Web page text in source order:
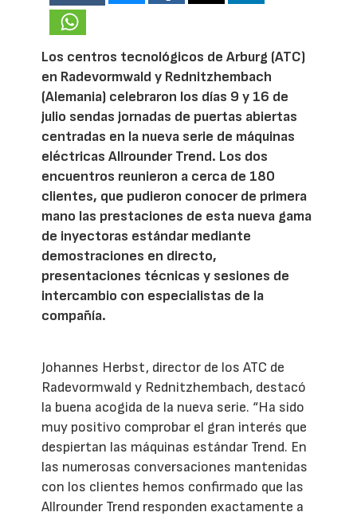
Los centros tecnológicos de Arburg (ATC)
en Radevormwald y Rednitzhembach
(Alemania) celebraron los días 9 y 16 de
julio sendas jornadas de puertas abiertas
centradas en la nueva serie de máquinas
eléctricas Allrounder Trend. Los dos
encuentros reunieron a cerca de 180
clientes, que pudieron conocer de primera
mano las prestaciones de esta nueva gama
de inyectoras estándar mediante
demostraciones en directo,
presentaciones técnicas y sesiones de
intercambio con especialistas de la
compañía.
Johannes Herbst, director de los ATC de
Radevormwald y Rednitzhembach, destacó
la buena acogida de la nueva serie. “Ha sido
muy positivo comprobar el gran interés que
despiertan las máquinas estándar Trend. En
las numerosas conversaciones mantenidas
con los clientes hemos confirmado que las
Allrounder Trend responden exactamente a